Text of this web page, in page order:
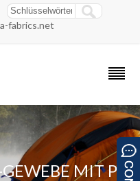
fabrics.net
MIT PU-